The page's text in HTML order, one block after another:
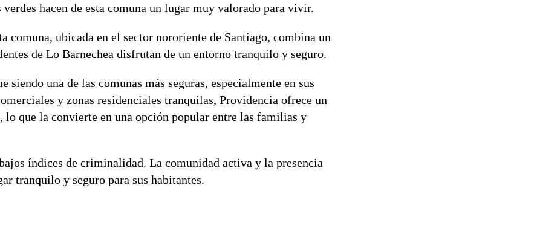
hacen de esta comuna un lugar muy valorado para vivir.
comuna, ubicada en el sector nororiente de Santiago, combina un
de Lo Barnechea disfrutan de un entorno tranquilo y seguro.
siendo una de las comunas más seguras, especialmente en sus
y zonas residenciales tranquilas, Providencia ofrece un
que la convierte en una opción popular entre las familias y
índices de criminalidad. La comunidad activa y la presencia
tranquilo y seguro para sus habitantes.